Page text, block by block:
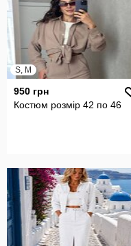
S, M
950 грн
Костюм розмір 42 по 46